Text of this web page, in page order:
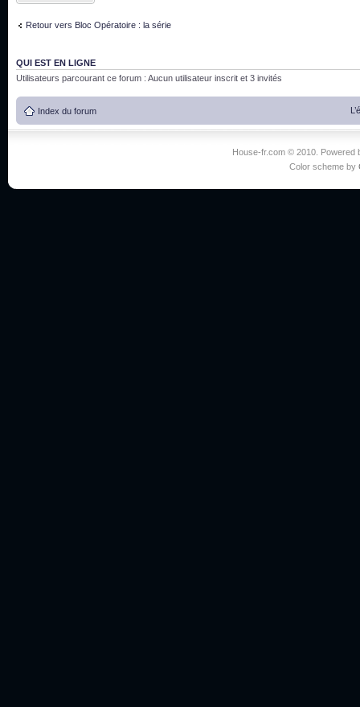
Retour vers Bloc Opératoire : la série
QUI EST EN LIGNE
Utilisateurs parcourant ce forum : Aucun utilisateur inscrit et 3 invités
Index du forum
House-fr.com © 2010. Powered
Color scheme by